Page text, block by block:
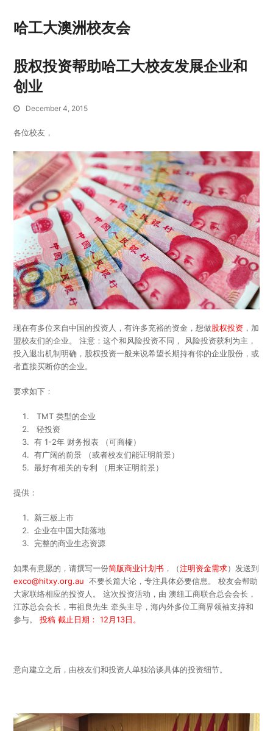
哈工大澳洲校友会
股权投资帮助哈工大校友发展企业和
创业
December 4, 2015
各位校友，
现在有多位来自中国的投资人，有许多充裕的资金，想做股权投资 ，加
盟校友们的企业。 注意：这个和风险投资不同， 风险投资获利为主，
投入退出机制明确，股权投资一般来说希望长期持有你的企业股份，或
者直接买断你的企业。
要求如下：
TMT 类型的企业
轻投资
有 1-2年 财务报表 （可商榷）
有广阔的前景 （或者校友们能证明前景）
最好有相关的专利 （用来证明前景）
提供：
新三板上市
企业在中国大陆落地
完整的商业生态资源
如果有意愿的，请撰写一份简版商业计划书 ，（注明资金需求）发送到
exco@hitxy.org.au 不要长篇大论，专注具体必要信息。 校友会帮助
大家联络相应的投资人。 这次投资活动，由 澳纽工商联合总会会长，
江苏总会会长，韦祖良先生 牵头主导，海内外多位工商界领袖支持和
参与。投稿 截止日期： 12月13日。
意向建立之后，由校友们和投资人单独洽谈具体的投资细节。